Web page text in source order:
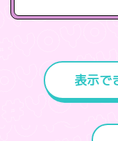
表示で